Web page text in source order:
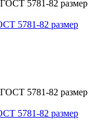
5781-82 размер
5781-82 размер